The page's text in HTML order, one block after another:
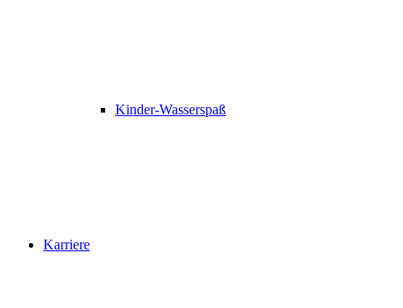
Kinder-Wasserspaß
Karriere